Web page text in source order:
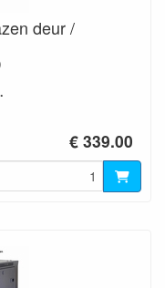
deur /
€ 339.00